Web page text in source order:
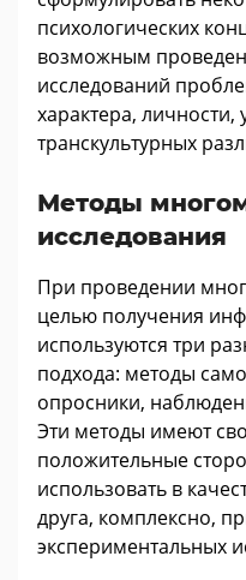
психологических
возможным
исследований
характера,
транскультурных
Методы
исследования
При проведении
целью получения
используются три
подхода: методы
опросники,
Эти методы имеют
положительные
использовать в
друга, комплексно,
экспериментальных